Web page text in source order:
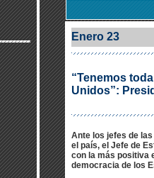
Enero 23
“Tenemos
Unidos”:
Ante los jefes de
el país, el Jefe de
con la más positiva
democracia de los